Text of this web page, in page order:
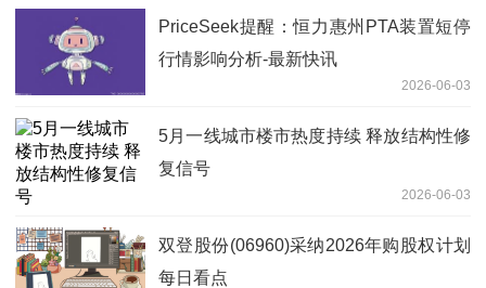
PriceSeek提醒：恒力惠州PTA装置短停
行情影响分析-最新快讯
2026-06-03
5月一线城市楼市热度持续 释放结构性修
复信号
2026-06-03
双登股份(06960)采纳2026年购股权计划
每日看点